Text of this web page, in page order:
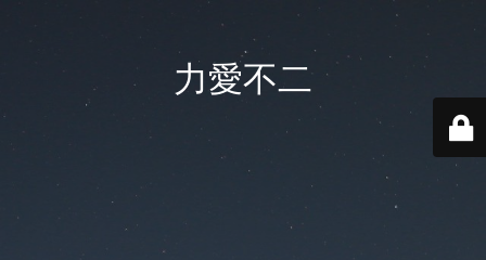
力愛不二